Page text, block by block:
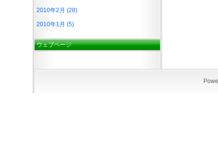
2010年2月 (28)
2010年1月 (5)
ウェブページ